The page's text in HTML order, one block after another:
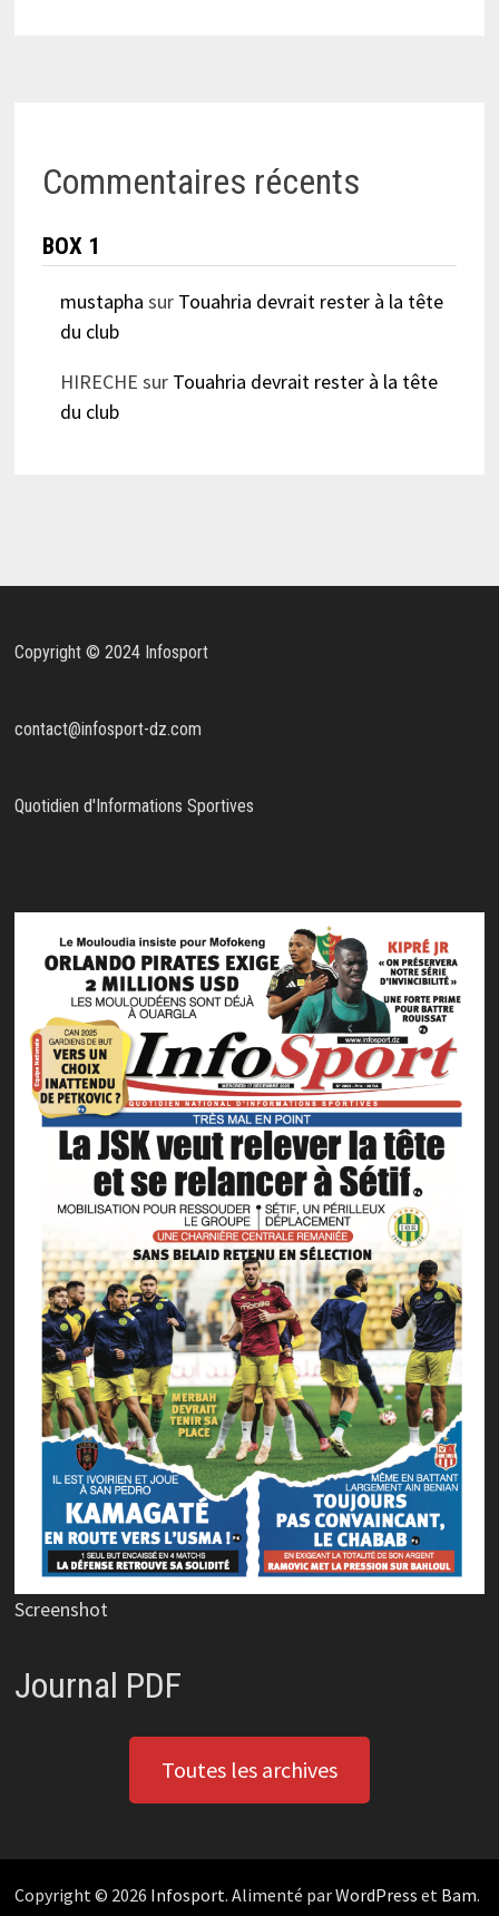
Commentaires récents
BOX 1
mustapha sur Touahria devrait rester à la tête
du club
HIRECHE sur Touahria devrait rester à la tête
du club
Copyright © 2024 Infosport
contact@infosport-dz.com
Quotidien d'Informations Sportives
Screenshot
Journal PDF
Toutes les archives
Copyright © 2026 Infosport. Alimenté parWordPress et Bam.